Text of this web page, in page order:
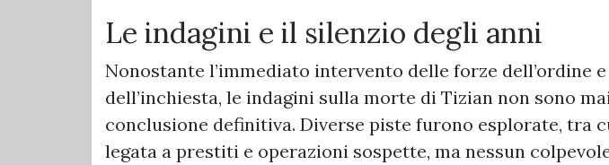
Le indagini e il silenzio degli anni
Nonostante l’immediato intervento delle forze dell’ordine e
dell’inchiesta, le indagini sulla morte di Tizian non sono
conclusione definitiva. Diverse piste furono esplorate, tra
legata a prestiti e operazioni sospette, ma nessun